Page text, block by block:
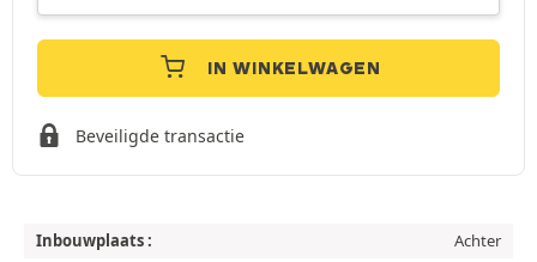
IN WINKELWAGEN
Beveiligde transactie
Inbouwplaats :
Achter